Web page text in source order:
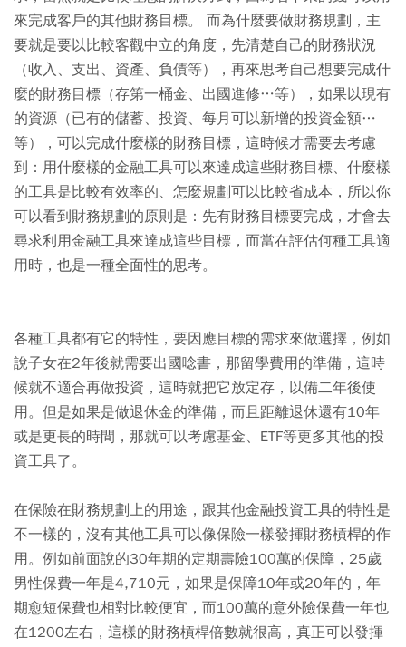
來完成客戶的其他財務目標。 而為什麼要做財務規劃，主
要就是要以比較客觀中立的角度，先清楚自己的財務狀況
（收入、支出、資產、負債等），再來思考自己想要完成什
麼的財務目標（存第一桶金、出國進修…等），如果以現有
的資源（已有的儲蓄、投資、每月可以新增的投資金額…
等），可以完成什麼樣的財務目標，這時候才需要去考慮
到：用什麼樣的金融工具可以來達成這些財務目標、什麼樣
的工具是比較有效率的、怎麼規劃可以比較省成本，所以你
可以看到財務規劃的原則是：先有財務目標要完成，才會去
尋求利用金融工具來達成這些目標，而當在評估何種工具適
用時，也是一種全面性的思考。
各種工具都有它的特性，要因應目標的需求來做選擇，例如
說子女在2年後就需要出國唸書，那留學費用的準備，這時
候就不適合再做投資，這時就把它放定存，以備二年後使
用。但是如果是做退休金的準備，而且距離退休還有10年
或是更長的時間，那就可以考慮基金、ETF等更多其他的投
資工具了。
在保險在財務規劃上的用途，跟其他金融投資工具的特性是
不一樣的，沒有其他工具可以像保險一樣發揮財務槓桿的作
用。例如前面說的30年期的定期壽險100萬的保障，25歲
男性保費一年是4,710元，如果是保障10年或20年的，年
期愈短保費也相對比較便宜，而100萬的意外險保費一年也
在1200左右，這樣的財務槓桿倍數就很高，真正可以發揮